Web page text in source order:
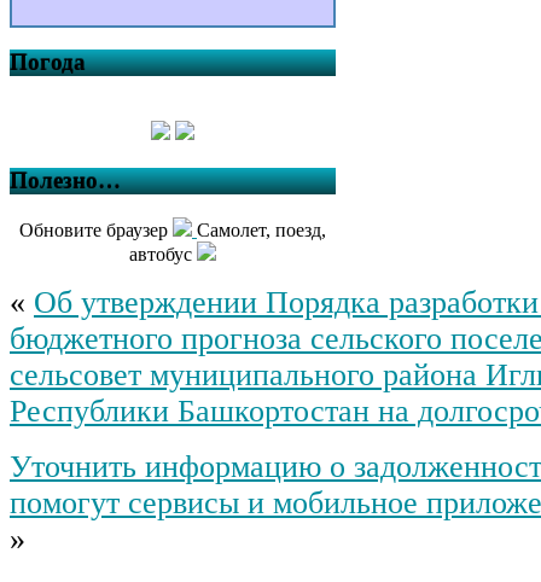
Погода
Полезно…
Обновите браузер
Самолет, поезд,
автобус
« Об утверждении Порядка
бюджетного прогноза сельского
сельсовет муниципального района
Республики Башкортостан на
Уточнить информацию о
помогут сервисы и мобильное
»